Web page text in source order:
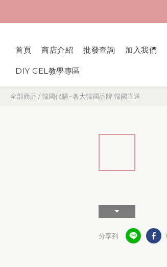
首頁 商店介紹 批發查詢 加入我們
DIY GEL教學專區
全部商品 /韓國代購~各大韓國品牌 韓國直送
分享到